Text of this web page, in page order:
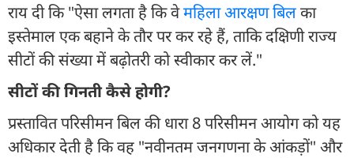
राय दी कि "ऐसा लगता है कि वेमहिला आरक्षण बिलका
इस्तेमाल एक बहाने के तौर पर कर रहे हैं, ताकि दक्षिणी राज्य
सीटों की संख्या में बढ़ोतरी को स्वीकार कर लें."
सीटों की गिनती कैसे होगी?
प्रस्तावित परिसीमन बिल की धारा 8 परिसीमन आयोग को यह
अधिकार देती है कि वह "नवीनतम जनगणना के आंकड़ों" और